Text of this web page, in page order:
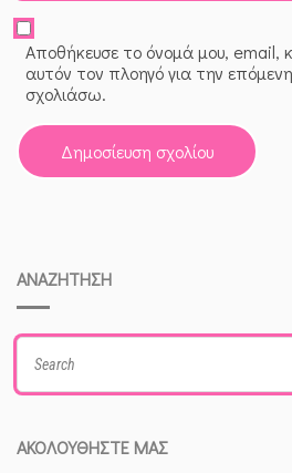
Αποθήκευσε το όνομά μου, email,
αυτόν τον πλοηγό για την
σχολιάσω.
ΑΝΑΖΗΤΗΣΗ
Search
for:
ΑΚΟΛΟΥΘΗΣΤΕ ΜΑΣ